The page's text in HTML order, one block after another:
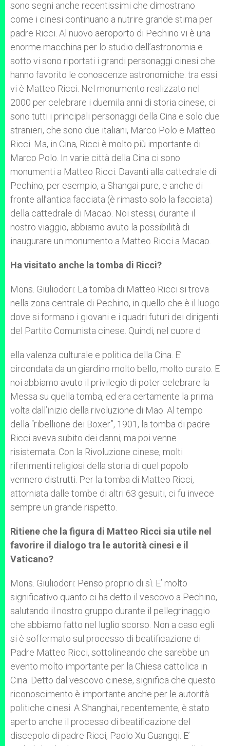
sono segni anche recentissimi che dimostrano
come i cinesi continuano a nutrire grande stima per
padre Ricci. Al nuovo aeroporto di Pechino vi è una
enorme macchina per lo studio dell’astronomia e
sotto vi sono riportati i grandi personaggi cinesi che
hanno favorito le conoscenze astronomiche: tra essi
vi è Matteo Ricci. Nel monumento realizzato nel
2000 per celebrare i duemila anni di storia cinese, ci
sono tutti i principali personaggi della Cina e solo due
stranieri, che sono due italiani, Marco Polo e Matteo
Ricci. Ma, in Cina, Ricci è molto più importante di
Marco Polo. In varie città della Cina ci sono
monumenti a Matteo Ricci. Davanti alla cattedrale di
Pechino, per esempio, a Shangai pure, e anche di
fronte all’antica facciata (è rimasto solo la facciata)
della cattedrale di Macao. Noi stessi, durante il
nostro viaggio, abbiamo avuto la possibilità di
inaugurare un monumento a Matteo Ricci a Macao.
Ha visitato anche la tomba di Ricci?
Mons. Giuliodori: La tomba di Matteo Ricci si trova
nella zona centrale di Pechino, in quello che è il luogo
dove si formano i giovani e i quadri futuri dei dirigenti
del Partito Comunista cinese. Quindi, nel cuore d
ella valenza culturale e politica della Cina. E’
circondata da un giardino molto bello, molto curato. E
noi abbiamo avuto il privilegio di poter celebrare la
Messa su quella tomba, ed era certamente la prima
volta dall’inizio della rivoluzione di Mao. Al tempo
della “ribellione dei Boxer”, 1901, la tomba di padre
Ricci aveva subito dei danni, ma poi venne
risistemata. Con la Rivoluzione cinese, molti
riferimenti religiosi della storia di quel popolo
vennero distrutti. Per la tomba di Matteo Ricci,
attorniata dalle tombe di altri 63 gesuiti, ci fu invece
sempre un grande rispetto.
Ritiene che la figura di Matteo Ricci sia utile nel
favorire il dialogo tra le autorità cinesi e il
Vaticano?
Mons. Giuliodori: Penso proprio di sì. E’ molto
significativo quanto ci ha detto il vescovo a Pechino,
salutando il nostro gruppo durante il pellegrinaggio
che abbiamo fatto nel luglio scorso. Non a caso egli
si è soffermato sul processo di beatificazione di
Padre Matteo Ricci, sottolineando che sarebbe un
evento molto importante per la Chiesa cattolica in
Cina. Detto dal vescovo cinese, significa che questo
riconoscimento è importante anche per le autorità
politiche cinesi. A Shanghai, recentemente, è stato
aperto anche il processo di beatificazione del
discepolo di padre Ricci, Paolo Xu Guangqi. E’